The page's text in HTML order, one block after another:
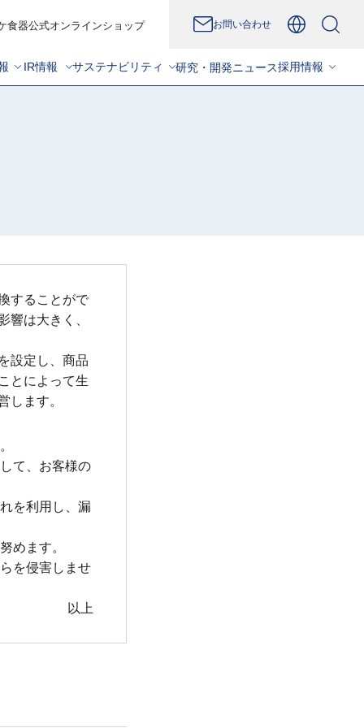
食器公式オンラインショップ お問い合わせ
IR情報 サステナビリティ 研究・開発ニュース採用情報
することがで
響は大きく、
設定し、商品
とによって生
します。
て、お客様の
を利用し、漏
めます。
を侵害しませ
以上